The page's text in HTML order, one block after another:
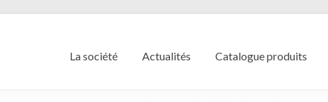
La société Actualités Catalogue produits